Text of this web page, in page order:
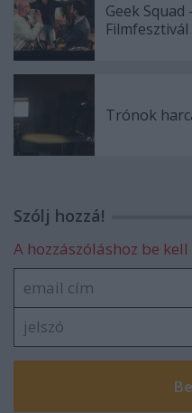
Geek
Filmfesztivál
Trónok
Szólj hozzá!
A hozzászóláshoz be